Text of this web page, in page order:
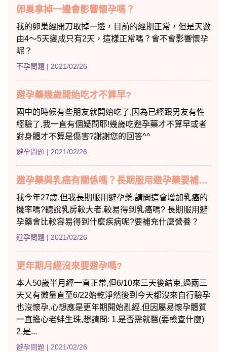
卵巢拿掉一邊會影響懷孕嗎？
我的卵巢經開刀取掉一邊，目前的經期正常，但是天數
由4～5天變成只有2天，這樣正常嗎？會不會影響懷孕
呢？
不孕問題 | 2021/02/26
避孕藥幾歲開始吃才不算早?
國中的時候有些朋友就開始吃了,因為已經跟男友有性
經驗了,我一直有個疑問耶!幾歲吃避孕藥才不算早或者
對身體才不算是傷害?謝謝您的回答^^
避孕問題 | 2021/02/26
避孕藥與乳癌有關係嗎？長期服用避孕藥要補充什麼營養嗎？
我今年27歲,但我長期服用避孕藥,請問這會增加乳癌的
機率嗎?聽說乳房較大者,較易得到乳癌嗎? 長期服用避
孕藥會比較容易得到什麼疾病呢?要補充什麼營養？
避孕問題 | 2021/02/26
更年期月經沒來要避孕嗎?
本人50歲半月經一直正常,但6/10來三天後結束,過兩三
天又有微量直至6/22始乾淨然後到今天都沒來自行驗孕
也沒懷孕,心想應是更年期開始亂經,但因屬易懷孕體質
一直擔心老蚌生珠,想請問: 1.是否需就醫(要檢查什麼)
2.是...
避孕問題 | 2021/02/26